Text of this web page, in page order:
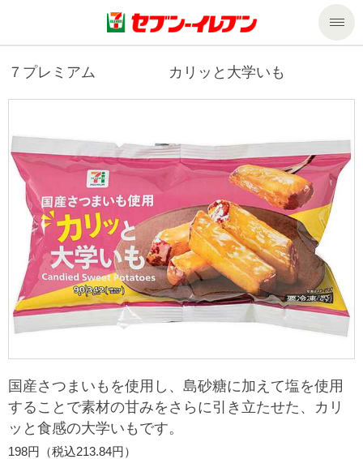
商品のご案内
今週の新商品
来週の新商品
商品カテゴリ一覧
セブンプレミアム
ギフト
プリペイドカード・金券
サービス
サービストップ
nanacoトップ
マルチコピー機でできること
コピー
プリント
宅配便
切手・はがき・印紙
チケットサービス
セブンチケット
セブン‐イレブンでお受取り
企業情報
企業情報トップ
ニュースリリース
企業理念
会社概要
私たちの取組み
サステナビリティ
セブン＆アイ・ホールディングスの重点課題
サステナビリティ活動基本方針
加盟店オーナー募集 物件募集・購入
アルバイト情報
７プレミアム カリッと大学いも
国産さつまいもを使用し、島砂糖に加えて塩を使用
することで素材の甘みをさらに引き立たせた、カリ
ッと食感の大学いもです。
198円（税込213.84円）